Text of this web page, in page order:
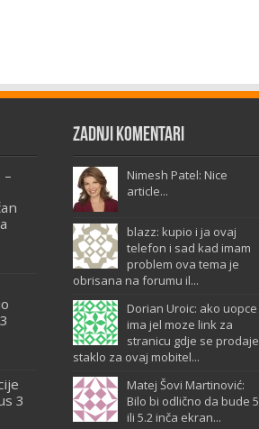
–
3
Zadnji komentari
Nimesh Patel: Nice
article...
blazz: kupio i ja ovaj
telefon i sad kad imam
problem ova tema je
obrisana na forumu il...
Dorian Uroic: ako uopce
ima jel moze link za
stranicu gdje se prodaje
staklo za ovaj mobitel...
Matej Šovi Martinović:
Bilo bi odlično da bude 5
ili 5.2 inča ekran...